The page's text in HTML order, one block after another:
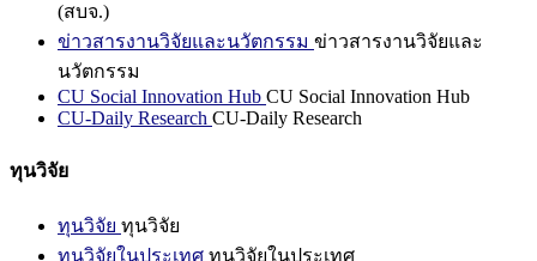
(สบจ.)
ข่าวสารงานวิจัยและนวัตกรรม ข่าวสารงานวิจัยและ
นวัตกรรม
CU Social Innovation Hub CU Social Innovation Hub
CU-Daily Research CU-Daily Research
ทุนวิจัย
ทุนวิจัย ทุนวิจัย
ทุนวิจัยในประเทศ ทุนวิจัยในประเทศ